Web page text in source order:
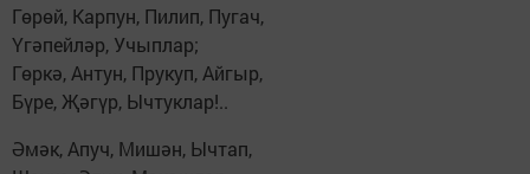
Гөрөй, Карпун, Пилип, Пугач,
Үгәпейләр, Учыплар;
Гөркә, Антун, Прукуп, Айгыр,
Бүре, Җәгүр, Ычтуклар!..
Әмәк, Апуч, Мишән, Ычтап,